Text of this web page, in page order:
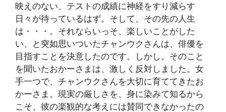
映えのない、テストの成績に神経をすり減らす
日々が待っているはず。そして、その先の人生
は・・・。それならいっそ、楽しいことがした
い、と突如思いついたチャンウクさんは、俳優を
目指すことを決意したのです。しかし。そのこと
を聞いたおかーさまは、激しく反対しました。女
手一つで、チャンウクさんを大切に育ててきたお
かーさま。現実の厳しさを、身に染みて知るから
こそ、彼の楽観的な考えには賛同できなかったの